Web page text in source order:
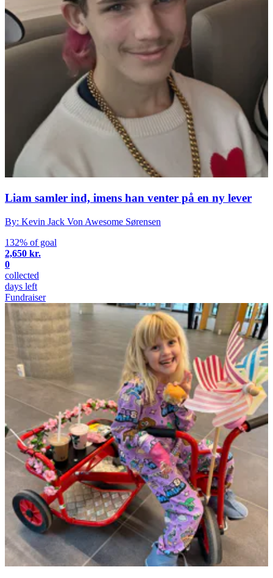
Liam samler ind, imens han venter på en ny lever
By: Kevin Jack Von Awesome Sørensen
132% of goal
2,650 kr.
0
collected
days left
Fundraiser